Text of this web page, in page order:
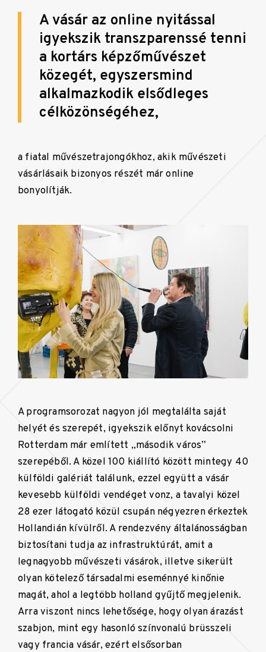
A vásár az online nyitással
igyekszik transzparenssé tenni
a kortárs képzőművészet
közegét, egyszersmind
alkalmazkodik elsődleges
célközönségéhez,
a fiatal művészetrajongókhoz, akik művészeti
vásárlásaik bizonyos részét már online
bonyolítják.
A programsorozat nagyon jól megtalálta saját
helyét és szerepét, igyekszik előnyt kovácsolni
Rotterdam már említett „második város”
szerepéből. A közel 100 kiállító között mintegy 40
külföldi galériát találunk, ezzel együtt a vásár
kevesebb külföldi vendéget vonz, a tavalyi közel
28 ezer látogató közül csupán négyezren érkeztek
Hollandián kívülről. A rendezvény általánosságban
biztosítani tudja az infrastruktúrát, amit a
legnagyobb művészeti vásárok, illetve sikerült
olyan kötelező társadalmi eseménnyé kinőnie
magát, ahol a legtöbb holland gyűjtő megjelenik.
Arra viszont nincs lehetősége, hogy olyan árazást
szabjon, mint egy hasonló színvonalú brüsszeli
vagy francia vásár, ezért elsősorban